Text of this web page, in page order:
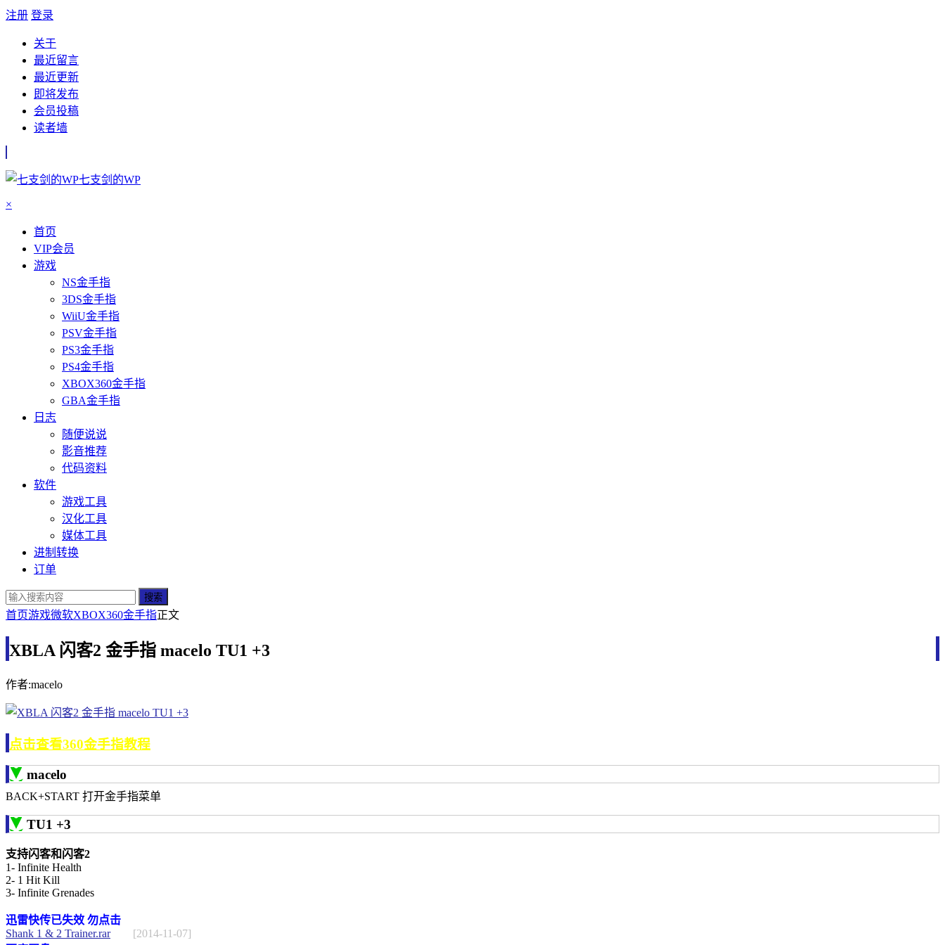
注册 登录
关于
最近留言
最近更新
即将发布
会员投稿
读者墙
七支剑的WP
×
首页
VIP会员
游戏
NS金手指
3DS金手指
WiiU金手指
PSV金手指
PS3金手指
PS4金手指
XBOX360金手指
GBA金手指
日志
随便说说
影音推荐
代码资料
软件
游戏工具
汉化工具
媒体工具
进制转换
订单
搜索
首页游戏微软XBOX360金手指正文
XBLA 闪客2 金手指 macelo TU1 +3
作者:macelo
点击查看360金手指教程
macelo
BACK+START 打开金手指菜单
TU1 +3
支持闪客和闪客2
1- Infinite Health
2- 1 Hit Kill
3- Infinite Grenades
迅雷快传已失效 勿点击
Shank 1 & 2 Trainer.rar
[2014-11-07]